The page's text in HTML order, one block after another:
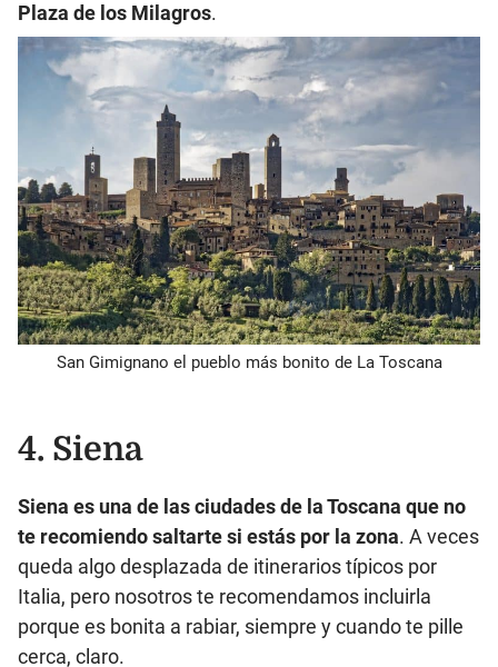
Plaza de los Milagros.
San Gimignano el pueblo más bonito de La Toscana
4. Siena
Siena es una de las ciudades de la Toscana que no
te recomiendo saltarte si estás por la zona. A veces
queda algo desplazada de itinerarios típicos por
Italia, pero nosotros te recomendamos incluirla
porque es bonita a rabiar, siempre y cuando te pille
cerca, claro.